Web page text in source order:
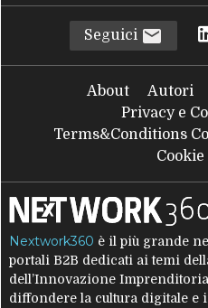
Seguici
About Autori
Privacy e
Terms&Conditions
Nextwork360 è il più grande
portali B2B dedicati ai temi
dell’Innovazione
diffondere la cultura digitale